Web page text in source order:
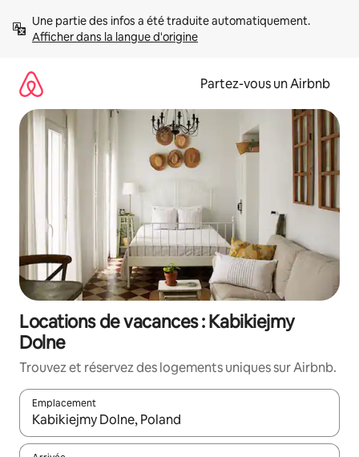
directement
Afficher dans la langue d'origine
Partez-vous un Airbnb
Locations de vacances : Kabikiejmy
Dolne
Trouvez et réservez des logements uniques sur Airbnb.
Emplacement
Quand les résultats sont affichés, parcourez-les en utilisant